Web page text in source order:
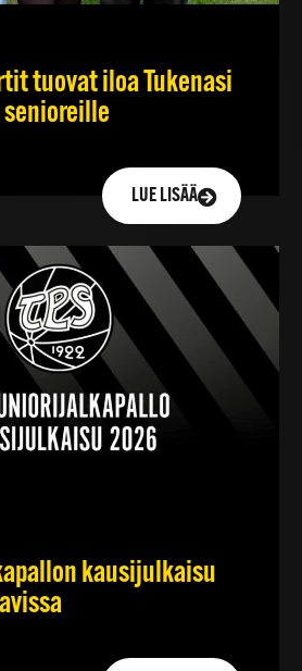
tuovat iloa Tukenasi
LUE LISÄÄ
kausijulkaisu